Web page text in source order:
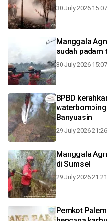
30 July 2026
Manggala
sudah padam
30 July 2026
BPBD
Banyuasin
29 July 2026
Manggala
di Sumsel
29 July 2026
Pemkot